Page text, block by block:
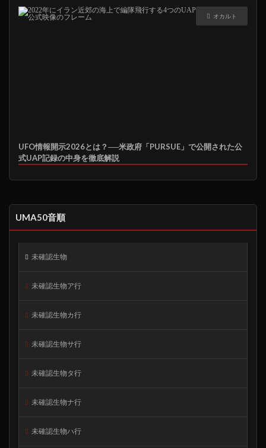
オカルト
UFO情報開示2026とは？──米政府「PURSUE」で公開された公
式UAP記録の中身を徹底解説
UMA50音順
未確認生物
未確認生物ア行
未確認生物カ行
未確認生物サ行
未確認生物タ行
未確認生物ナ行
未確認生物ハ行